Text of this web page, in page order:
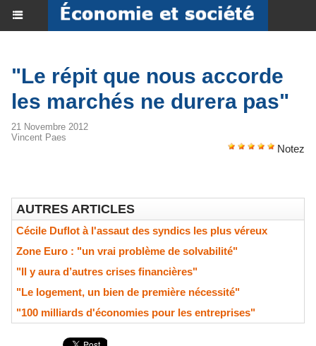
"Le répit que nous accorde
les marchés ne durera pas"
21 Novembre 2012
Vincent Paes
Notez
AUTRES ARTICLES
Cécile Duflot à l'assaut des syndics les plus véreux
Zone Euro : "un vrai problème de solvabilité"
"Il y aura d’autres crises financières"
"Le logement, un bien de première nécessité"
"100 milliards d'économies pour les entreprises"